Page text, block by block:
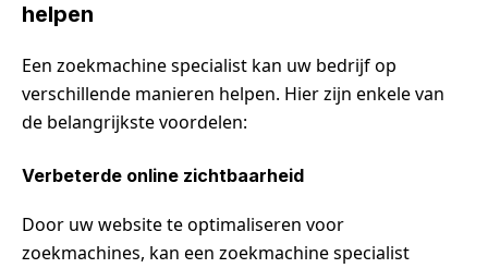
helpen
Een zoekmachine specialist kan uw bedrijf op
verschillende manieren helpen. Hier zijn enkele van
de belangrijkste voordelen:
Verbeterde online zichtbaarheid
Door uw website te optimaliseren voor
zoekmachines, kan een zoekmachine specialist